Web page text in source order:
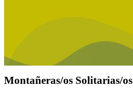
Montañeras/os Solitarias/os